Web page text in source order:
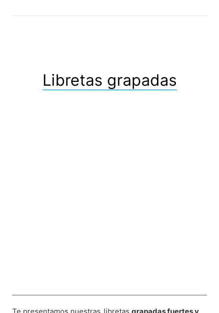
Libretas grapadas
Te presentamos nuestras libretas grapadas fuertes y